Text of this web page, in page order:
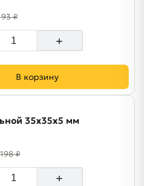
₽
+
В корзину
35х35х5 мм
198 ₽
+